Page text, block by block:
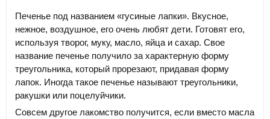
Печенье под названием «гусиные лапки». Вкусное,
нежное, воздушное, его очень любят дети. Готовят его,
используя творог, муку, масло, яйца и сахар. Свое
название печенье получило за характерную форму
треугольника, который прорезают, придавая форму
лапок. Иногда такое печенье называют треугольники,
ракушки или поцелуйчики.
Совсем другое лакомство получится, если вместо масла